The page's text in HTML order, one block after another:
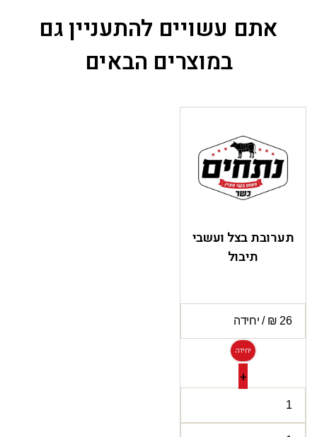
אתם עשויים להתעניין גם
במוצרים הבאים
תערובת בצל ועשבי
תיבול
יחידה
+